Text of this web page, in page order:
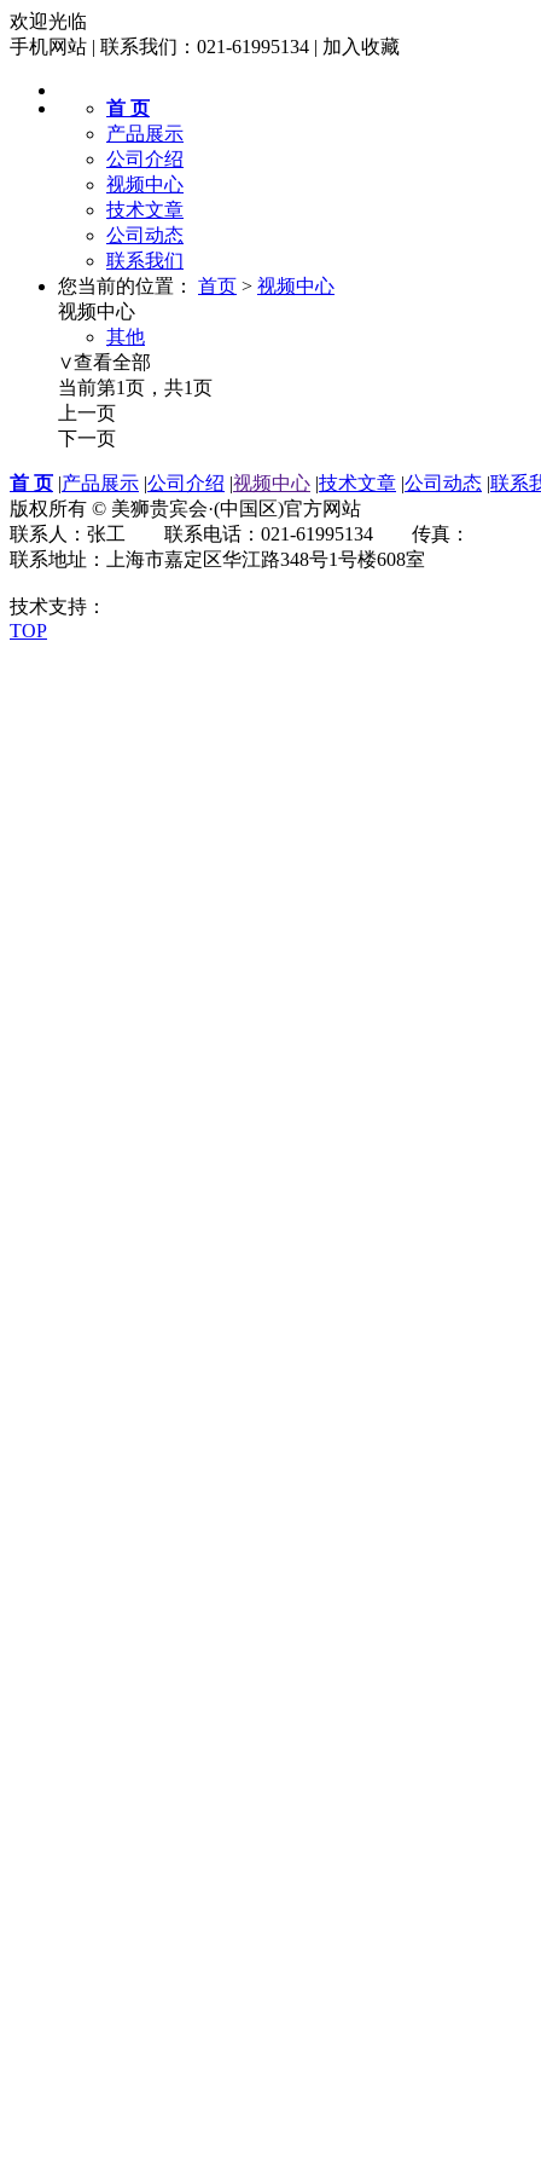
欢迎光临
手机网站 | 联系我们：021-61995134 | 加入收藏
首 页
产品展示
公司介绍
视频中心
技术文章
公司动态
联系我们
您当前的位置： 首页 > 视频中心
视频中心
其他
∨查看全部
当前第1页，共1页
上一页
下一页
首 页 |产品展示 |公司介绍 |视频中心 |技术文章 |公司动态 |联系
版权所有 © 美狮贵宾会·(中国区)官方网站
联系人：张工 联系电话：021-61995134 传真：
联系地址：上海市嘉定区华江路348号1号楼608室
技术支持：
TOP